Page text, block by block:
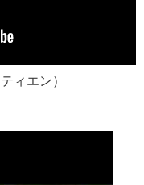
ィエン）